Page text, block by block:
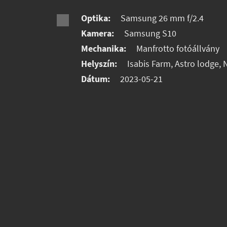
Optika:
Samsung 26 mm f/2.4
Kamera:
Samsung S10
Mechanika:
Manfrotto fotóállvány
Helyszín:
Isabis Farm, Astro lodge,
Dátum:
2023-05-21